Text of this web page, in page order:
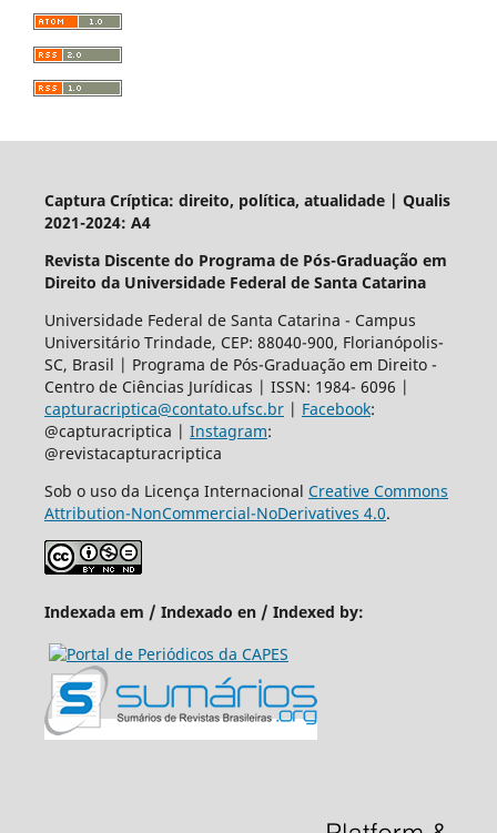
Captura Críptica: direito, política, atualidade | Qualis
2021-2024: A4
Revista Discente do Programa de Pós-Graduação em
Direito da Universidade Federal de Santa Catarina
Universidade Federal de Santa Catarina - Campus
Universitário Trindade, CEP: 88040-900, Florianópolis-
SC, Brasil | Programa de Pós-Graduação em Direito -
Centro de Ciências Jurídicas | ISSN: 1984- 6096 |
capturacriptica@contato.ufsc.br| Facebook:
@capturacriptica | Instagram:
@revistacapturacriptica
Sob o uso da Licença Internacional Creative Commons
Attribution-NonCommercial-NoDerivatives 4.0.
Indexada em / Indexado en / Indexed by: